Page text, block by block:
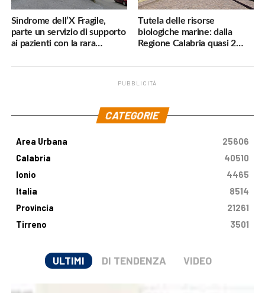
Sindrome dell’X Fragile,
parte un servizio di supporto
ai pazienti con la rara
Tutela delle risorse
biologiche marine: dalla
Regione Calabria quasi 2
PUBBLICITÀ
CATEGORIE
Area Urbana
25606
Calabria
40510
Ionio
4465
Italia
8514
Provincia
21261
Tirreno
3501
ULTIMI DI TENDENZA VIDEO